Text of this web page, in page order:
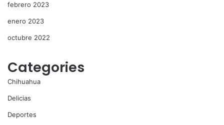
febrero 2023
enero 2023
octubre 2022
Categories
Chihuahua
Delicias
Deportes